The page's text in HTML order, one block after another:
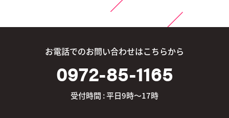
お電話でのお問い合わせはこちらから
0972-85-1165
受付時間 : 平日9時～17時